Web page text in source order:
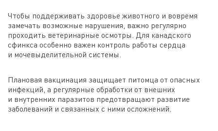
Чтобы поддерживать здоровье животного и вовремя
замечать возможные нарушения, важно регулярно
проходить ветеринарные осмотры. Для канадского
сфинкса особенно важен контроль работы сердца
и мочевыделительной системы.
Плановая вакцинация защищает питомца от опасных
инфекций, а регулярные обработки от внешних
и внутренних паразитов предотвращают развитие
заболеваний и связанных с ними осложнений.